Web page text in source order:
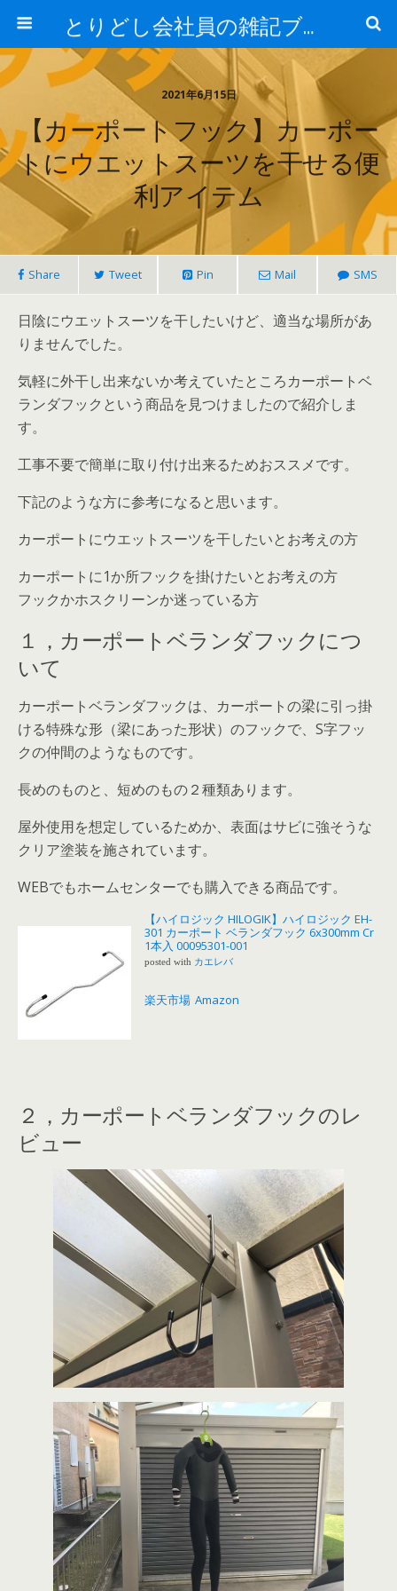
とりどし会社員の雑記ブログ
2021年6月15日
【カーポートフック】カーポー
トにウエットスーツを干せる便
利アイテム
Share Tweet Pin Mail SMS
日陰にウエットスーツを干したいけど、適当な場所があ
りませんでした。
気軽に外干し出来ないか考えていたところカーポートベ
ランダフックという商品を見つけましたので紹介しま
す。
工事不要で簡単に取り付け出来るためおススメです。
下記のような方に参考になると思います。
カーポートにウエットスーツを干したいとお考えの方
カーポートに1か所フックを掛けたいとお考えの方
フックかホスクリーンか迷っている方
１，カーポートベランダフックにつ
いて
カーポートベランダフックは、カーポートの梁に引っ掛
ける特殊な形（梁にあった形状）のフックで、S字フッ
クの仲間のようなものです。
長めのものと、短めのもの２種類あります。
屋外使用を想定しているためか、表面はサビに強そうな
クリア塗装を施されています。
WEBでもホームセンターでも購入できる商品です。
【ハイロジック HILOGIK】ハイロジック EH-
301 カーポート ベランダフック 6x300mm Cr
1本入 00095301-001
posted with カエレバ
楽天市場 Amazon
２，カーポートベランダフックのレ
ビュー